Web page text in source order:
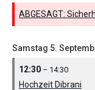
ABGESAGT:
Samstag 5.
12:30 – 14:30
Hochzeit Dibrani